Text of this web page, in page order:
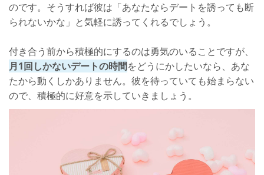
のです。そうすれば彼は「あなたならデートを誘っても断
られないかな」と気軽に誘ってくれるでしょう。
付き合う前から積極的にするのは勇気のいることですが、
月1回しかないデートの時間をどうにかしたいなら、あな
たから動くしかありません。彼を待っていても始まらない
ので、積極的に好意を示していきましょう。